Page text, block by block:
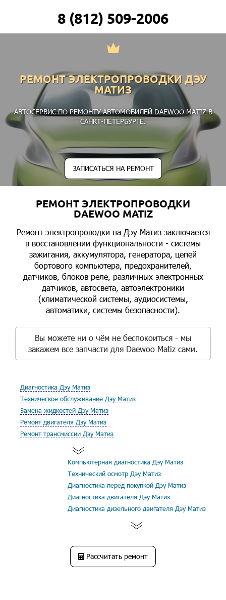
8 (812) 509-2006
РЕМОНТ ЭЛЕКТРОПРОВОДКИ ДЭУ
МАТИЗ
АВТОСЕРВИС ПО РЕМОНТУ АВТОМОБИЛЕЙ DAEWOO MATIZ В
САНКТ-ПЕТЕРБУРГЕ.
ЗАПИСАТЬСЯ НА РЕМОНТ
РЕМОНТ ЭЛЕКТРОПРОВОДКИ
DAEWOO MATIZ
Ремонт электропроводки на Дэу Матиз заключается
в восстановлении функциональности - системы
зажигания, аккумулятора, генератора, цепей
бортового компьютера, предохранителей,
датчиков, блоков реле, различных электронных
датчиков, автосвета, автоэлектроники
(климатической системы, аудиосистемы,
автоматики, системы безопасности).
Вы можете ни о чём не беспокоиться - мы
закажем все запчасти для Daewoo Matiz сами.
Диагностика Дэу Матиз
Техническое обслуживание Дэу Матиз
Замена жидкостей Дэу Матиз
Ремонт двигателя Дэу Матиз
Ремонт трансмиссии Дэу Матиз
Компьютерная диагностика Дэу Матиз
Технический осмотр Дэу Матиз
Диагностика перед покупкой Дэу Матиз
Диагностика двигателя Дэу Матиз
Диагностика дизельного двигателя Дэу Матиз
Рассчитать ремонт